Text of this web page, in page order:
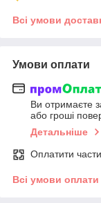
Всі умови
Умови оплати
Ви отримаєте
або гроші
Детальніше
Оплатити
Всі умови оплати